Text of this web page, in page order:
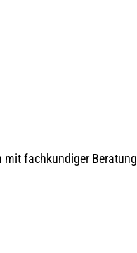
mit fachkundiger Beratung